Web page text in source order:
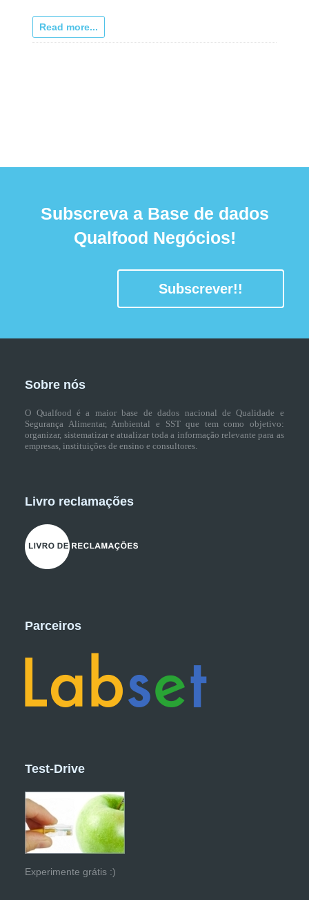
Read more...
Subscreva a Base de dados
Qualfood Negócios!
Subscrever!!
Sobre nós
O Qualfood é a maior base de dados nacional de Qualidade e
Segurança Alimentar, Ambiental e SST que tem como objetivo:
organizar, sistematizar e atualizar toda a informação relevante para as
empresas, instituições de ensino e consultores.
Livro reclamações
Parceiros
Test-Drive
Experimente grátis :)